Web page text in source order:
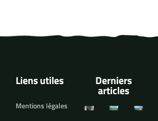
Liens utiles
Mentions légales
Derniers
articles